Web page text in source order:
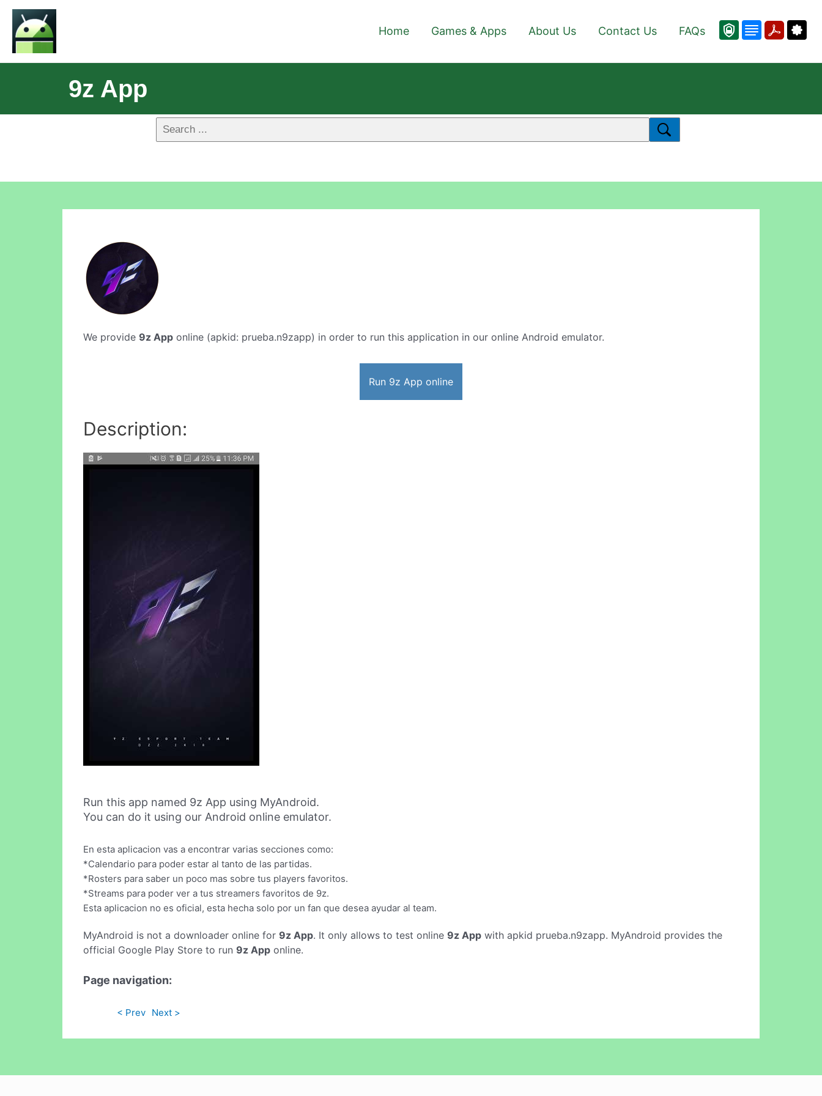
Home Games & Apps About Us Contact Us FAQs
9z App
We provide 9z App online (apkid: prueba.n9zapp) in order to run this application in our online Android emulator.
Run 9z App online
Description:
Run this app named 9z App using MyAndroid.
You can do it using our Android online emulator.
En esta aplicacion vas a encontrar varias secciones como:
*Calendario para poder estar al tanto de las partidas.
*Rosters para saber un poco mas sobre tus players favoritos.
*Streams para poder ver a tus streamers favoritos de 9z.
Esta aplicacion no es oficial, esta hecha solo por un fan que desea ayudar al team.
MyAndroid is not a downloader online for 9z App. It only allows to test online 9z App with apkid prueba.n9zapp. MyAndroid provides the
official Google Play Store to run 9z App online.
Page navigation:
< Prev Next >